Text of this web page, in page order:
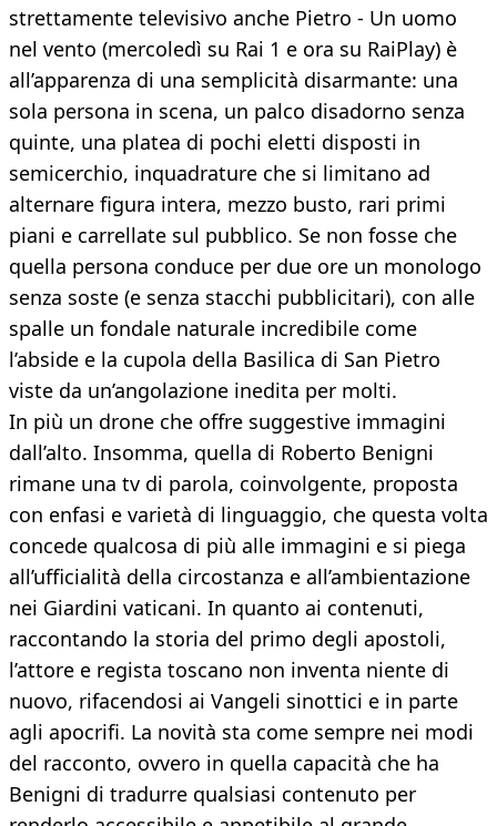
strettamente televisivo anche Pietro - Un uomo
nel vento (mercoledì su Rai 1 e ora su RaiPlay) è
all’apparenza di una semplicità disarmante: una
sola persona in scena, un palco disadorno senza
quinte, una platea di pochi eletti disposti in
semicerchio, inquadrature che si limitano ad
alternare figura intera, mezzo busto, rari primi
piani e carrellate sul pubblico. Se non fosse che
quella persona conduce per due ore un monologo
senza soste (e senza stacchi pubblicitari), con alle
spalle un fondale naturale incredibile come
l’abside e la cupola della Basilica di San Pietro
viste da un’angolazione inedita per molti.
In più un drone che offre suggestive immagini
dall’alto. Insomma, quella di Roberto Benigni
rimane una tv di parola, coinvolgente, proposta
con enfasi e varietà di linguaggio, che questa volta
concede qualcosa di più alle immagini e si piega
all’ufficialità della circostanza e all’ambientazione
nei Giardini vaticani. In quanto ai contenuti,
raccontando la storia del primo degli apostoli,
l’attore e regista toscano non inventa niente di
nuovo, rifacendosi ai Vangeli sinottici e in parte
agli apocrifi. La novità sta come sempre nei modi
del racconto, ovvero in quella capacità che ha
Benigni di tradurre qualsiasi contenuto per